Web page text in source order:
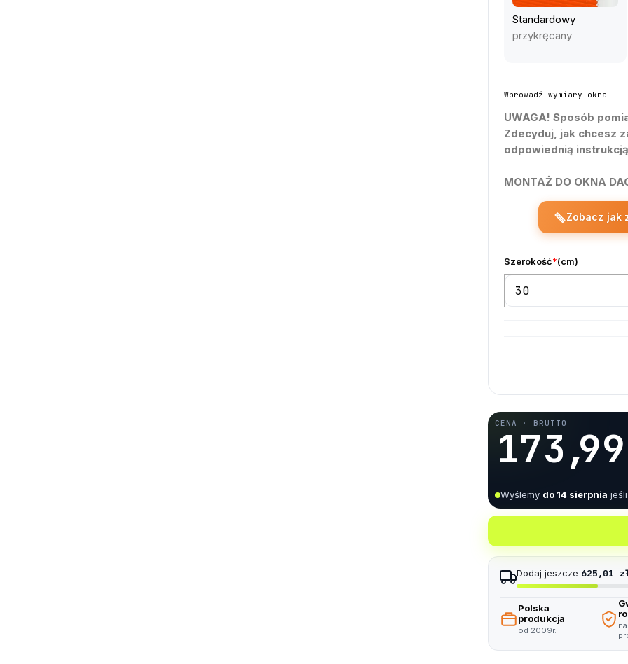
Standardowy
przykręcany
Wprowadź wymiary okna
UWAGA! Sposób
Zdecyduj, jak chcesz
odpowiednią
MONTAŻ DO OKNA
Zobacz jak
Szerokość*(cm)
CENA · BRUTTO
0
1
2
3
4
5
6
0
1
2
3
6
7
8
9
2
3
4
5
6
7
8
,
0
1
2
3
4
5
8
9
0
1
2
3
4
5
8
9
Wyślemy do 14 sierpnia
Dodaj jeszcze 625,01
Polska
produkcja
od 2009r.